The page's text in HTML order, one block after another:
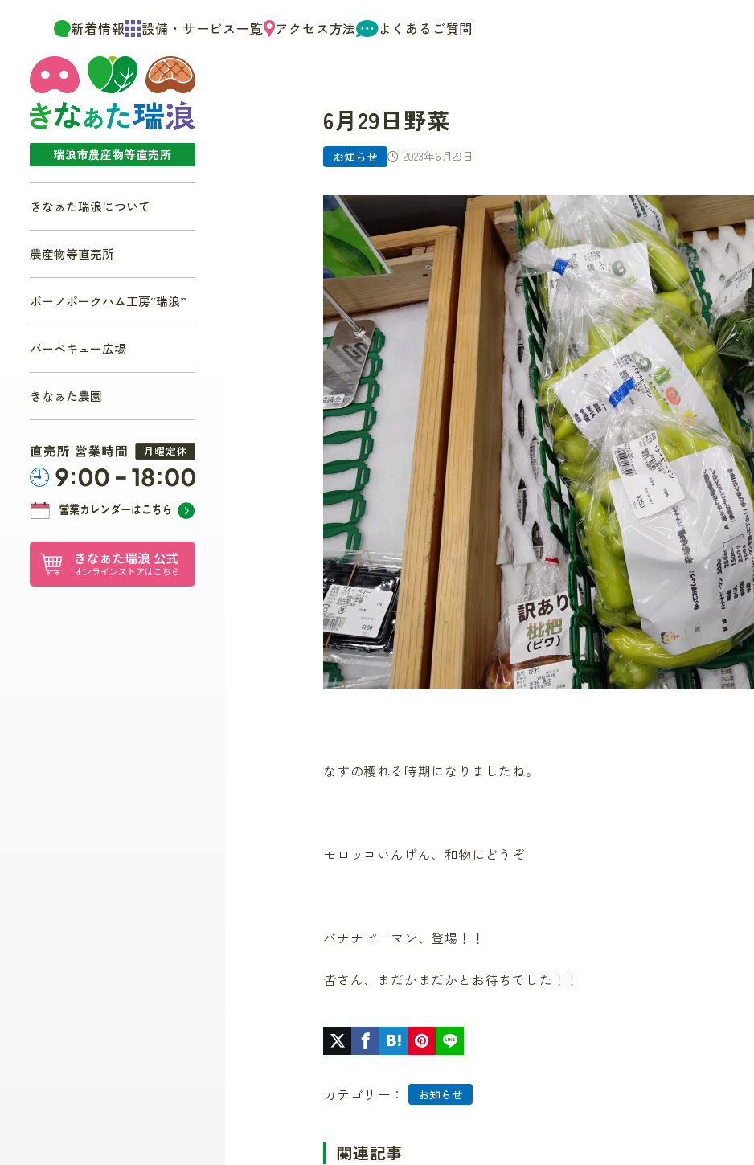
新着情報 設備・サービス一覧 アクセス方法 よくあるご質問
瑞浪市農産物等直売所
きなぁた瑞浪について
農産物等直売所
ボーノポークハム工房“瑞浪”
バーベキュー広場
きなぁた農園
6月29日野菜
2023年6月29日
お知らせ
なすの穫れる時期になりましたね。
モロッコいんげん、和物にどうぞ
バナナピーマン、登場！！
皆さん、まだかまだかとお待ちでした！！
カテゴリー： お知らせ
関連記事